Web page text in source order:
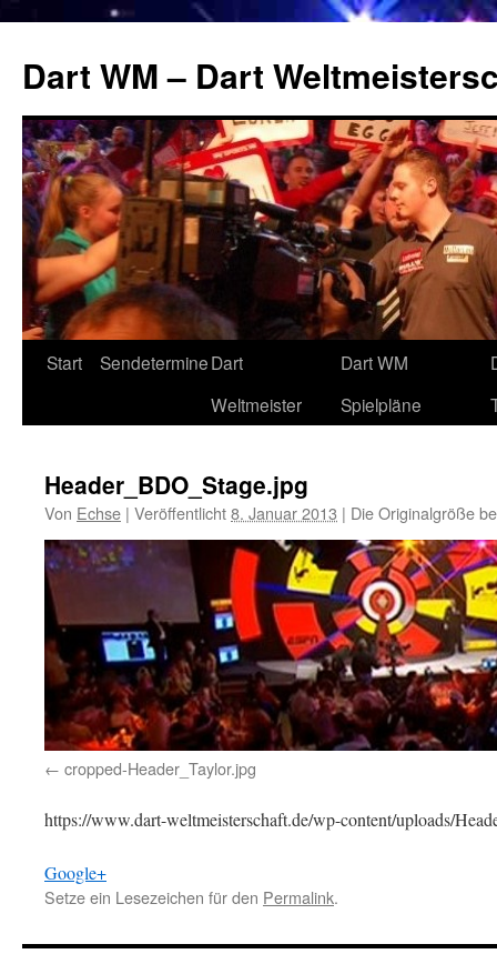
springen
Dart WM – Dart
Start SendetermineDart
Weltmeister
Dart WM
Spielpläne
Header_BDO_Stage.jpg
Von Echse | Veröffentlicht8. Januar 2013 | Die Originalgröße
cropped-Header_Taylor.jpg
https://www.dart-weltmeisterschaft.de/wp-content/uploads/
Google+
Setze ein Lesezeichen für den Permalink.